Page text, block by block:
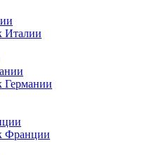
Италии
Германии
Франции